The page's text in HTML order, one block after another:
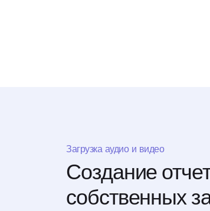
Загрузка аудио и видео
Создание
собственных